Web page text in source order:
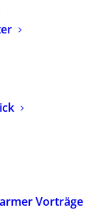
Vorträge